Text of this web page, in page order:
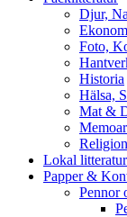
Djur,
Foto,
Historia
Hälsa,
Mat &
Lokal litteratur
Papper &
Pennor